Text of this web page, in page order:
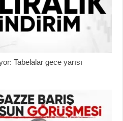
Tabelalar gece yarısı